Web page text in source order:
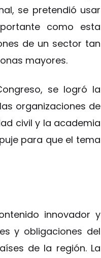
se pretendió usar
como esta
de un sector tan
mayores.
se logró la
organizaciones de
civil y la academia
para que el tema
innovador y
y obligaciones del
de la región. La